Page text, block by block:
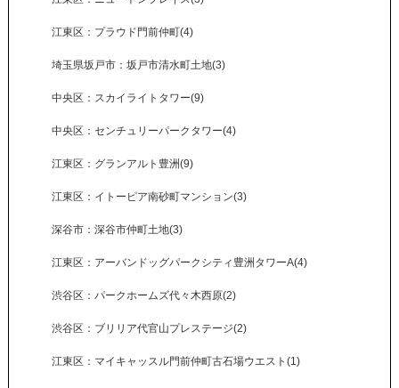
江東区：プラウド門前仲町(4)
埼玉県坂戸市：坂戸市清水町土地(3)
中央区：スカイライトタワー(9)
中央区：センチュリーパークタワー(4)
江東区：グランアルト豊洲(9)
江東区：イトーピア南砂町マンション(3)
深谷市：深谷市仲町土地(3)
江東区：アーバンドッグパークシティ豊洲タワーA(4)
渋谷区：パークホームズ代々木西原(2)
渋谷区：ブリリア代官山プレステージ(2)
江東区：マイキャッスル門前仲町古石場ウエスト(1)